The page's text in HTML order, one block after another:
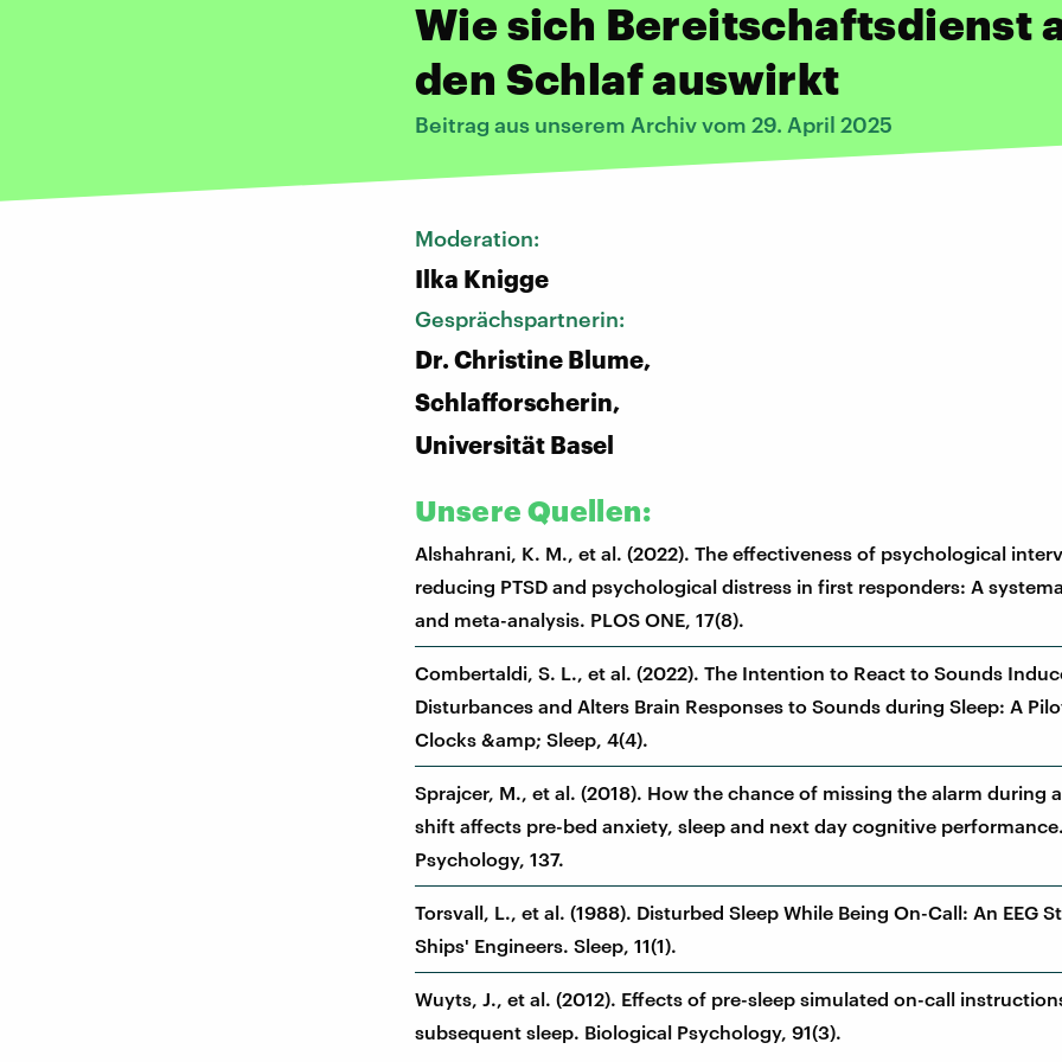
Wie sich Bereitschaftsdienst
den Schlaf auswirkt
Beitrag aus unserem Archiv vom 29. April 2025
Moderation:
Ilka Knigge
Gesprächspartnerin:
Dr. Christine Blume,
Schlafforscherin,
Universität Basel
Unsere Quellen:
Alshahrani, K. M., et al. (2022). The effectiveness of psychological
reducing PTSD and psychological distress in first responders: A
and meta-analysis. PLOS ONE, 17(8).
Combertaldi, S. L., et al. (2022). The Intention to React to Sounds
Disturbances and Alters Brain Responses to Sounds during Sleep: A
Clocks &amp; Sleep, 4(4).
Sprajcer, M., et al. (2018). How the chance of missing the alarm during
shift affects pre-bed anxiety, sleep and next day cognitive
Psychology, 137.
Torsvall, L., et al. (1988). Disturbed Sleep While Being On-Call: An EEG
Ships' Engineers. Sleep, 11(1).
Wuyts, J., et al. (2012). Effects of pre-sleep simulated on-call
subsequent sleep. Biological Psychology, 91(3).